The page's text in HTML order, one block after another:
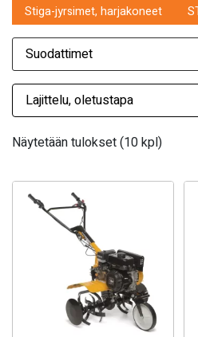
Stiga-jyrsimet, harjakoneet
Suodattimet
Näytetään tulokset (10 kpl)